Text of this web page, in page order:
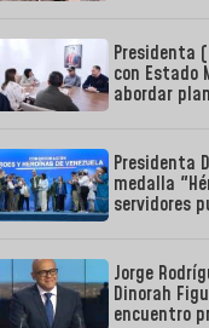
Presidenta
con Estado
abordar
Presidenta
medalla
servidores
Jorge
Dinorah
encuentro